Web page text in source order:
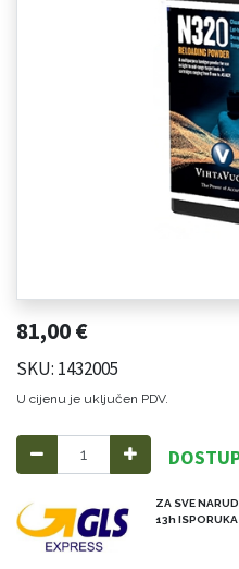
81,00€
SKU: 1432005
U cijenu je uključen PDV.
ZA SVE
13h ISPORUKA